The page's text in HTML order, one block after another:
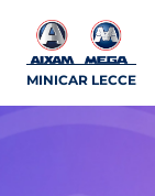
MINICAR LECCE